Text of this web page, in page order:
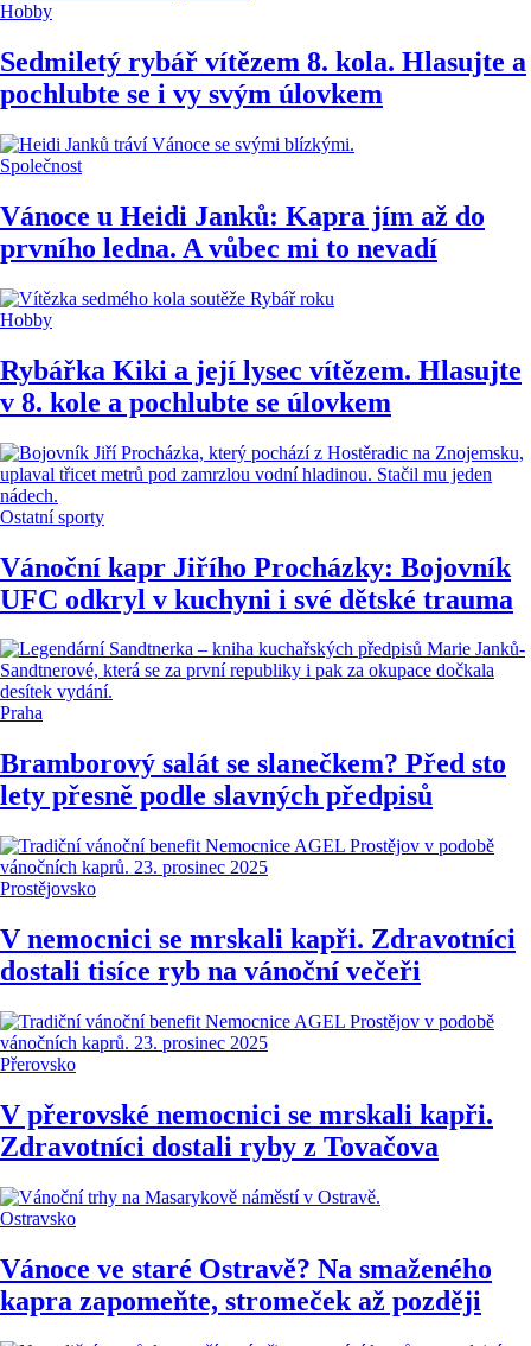
Hobby
Sedmiletý rybář vítězem 8. kola. Hlasujte a
pochlubte se i vy svým úlovkem
Společnost
Vánoce u Heidi Janků: Kapra jím až do
prvního ledna. A vůbec mi to nevadí
Hobby
Rybářka Kiki a její lysec vítězem. Hlasujte
v 8. kole a pochlubte se úlovkem
Ostatní sporty
Vánoční kapr Jiřího Procházky: Bojovník
UFC odkryl v kuchyni i své dětské trauma
Praha
Bramborový salát se slanečkem? Před sto
lety přesně podle slavných předpisů
Prostějovsko
V nemocnici se mrskali kapři. Zdravotníci
dostali tisíce ryb na vánoční večeři
Přerovsko
V přerovské nemocnici se mrskali kapři.
Zdravotníci dostali ryby z Tovačova
Ostravsko
Vánoce ve staré Ostravě? Na smaženého
kapra zapomeňte, stromeček až později